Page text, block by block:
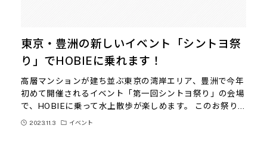
東京・豊洲の新しいイベント「シントヨ祭
り」でHOBIEに乗れます！
高層マンションが建ち並ぶ東京の湾岸エリア、豊洲で今年
初めて開催されるイベント「第一回シントヨ祭り」の会場
で、HOBIEに乗って水上散歩が楽しめます。 このお祭り…
2023.11.3 イベント